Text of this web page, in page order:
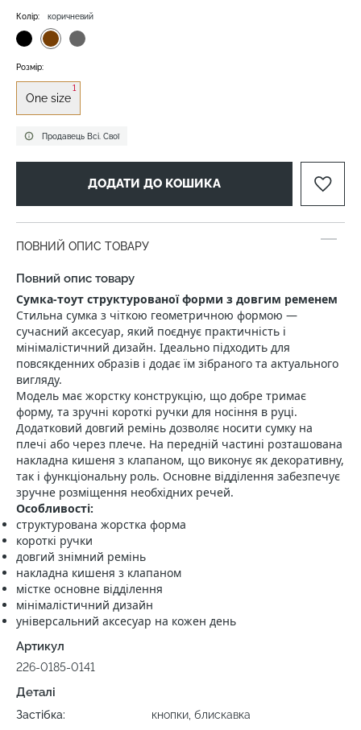
Продавець Всі. Свої
Колір: коричневий
Розмір:
One size
1
ДОДАТИ ДО КОШИКА
ПОВНИЙ ОПИС ТОВАРУ
Повний опис товару
Сумка-тоут структурованої форми з довгим ременем
Стильна сумка з чіткою геометричною формою —
сучасний аксесуар, який поєднує практичність і
мінімалістичний дизайн. Ідеально підходить для
повсякденних образів і додає їм зібраного та актуального
вигляду.
Модель має жорстку конструкцію, що добре тримає
форму, та зручні короткі ручки для носіння в руці.
Додатковий довгий ремінь дозволяє носити сумку на
плечі або через плече. На передній частині розташована
накладна кишеня з клапаном, що виконує як декоративну,
так і функціональну роль. Основне відділення забезпечує
зручне розміщення необхідних речей.
Особливості:
структурована жорстка форма
короткі ручки
довгий знімний ремінь
накладна кишеня з клапаном
містке основне відділення
мінімалістичний дизайн
універсальний аксесуар на кожен день
Артикул
226-0185-0141
Деталі
Застібка:
кнопки, блискавка